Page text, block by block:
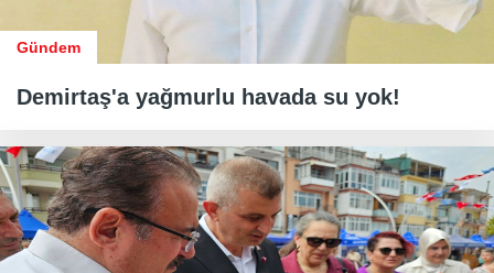
Gündem
Demirtaş'a yağmurlu havada su yok!